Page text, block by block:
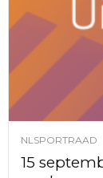
NLSPORTRAAD
15